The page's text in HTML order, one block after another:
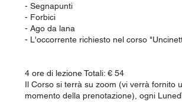
- Segnapunti
- Forbici
- Ago da lana
- L'occorrente richiesto nel corso
4 ore di lezione Totali: € 54
Il Corso si terrà su zoom (vi verrà fornito
momento della prenotazione), ogni